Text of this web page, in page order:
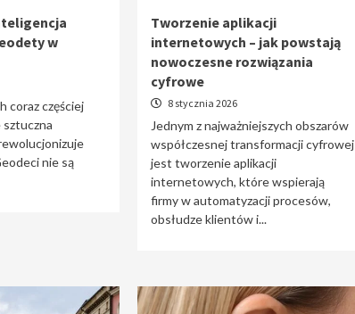
w
coraz częściej
sztuczna
nie są
Tworzenie aplikacji
internetowych – jak powstają
nowoczesne rozwiązania
cyfrowe
8 stycznia 2026
Jednym z najważniejszych obszarów
współczesnej transformacji cyfrowej
jest tworzenie aplikacji
internetowych, które wspierają
firmy w automatyzacji procesów,
obsłudze klientów i...